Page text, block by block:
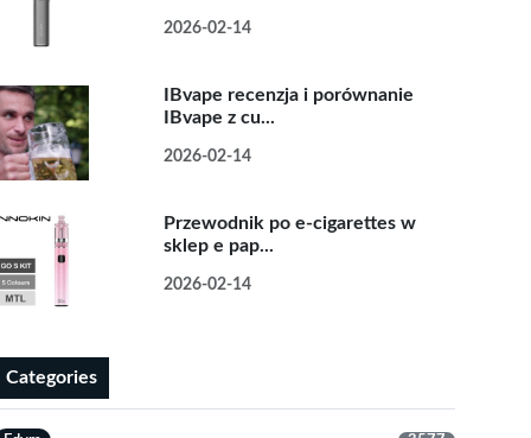
2026-02-14
IBvape recenzja i porównanie
IBvape z cu...
2026-02-14
Przewodnik po e-cigarettes w
sklep e pap...
2026-02-14
Categories